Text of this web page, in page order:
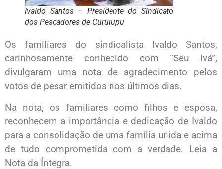
Ivaldo Santos – Presidente do Sindicato
dos Pescadores de Cururupu
Os familiares do sindicalista Ivaldo Santos,
carinhosamente conhecido com “Seu Ivá”,
divulgaram uma nota de agradecimento pelos
votos de pesar emitidos nos últimos dias.
Na nota, os familiares como filhos e esposa,
reconhecem a importância e dedicação de Ivaldo
para a consolidação de uma família unida e acima
de tudo comprometida com a verdade. Leia a
Nota da Íntegra.